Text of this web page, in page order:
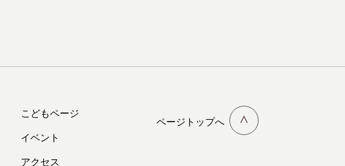
こどもページ
イベント
アクセス
ページトップへ